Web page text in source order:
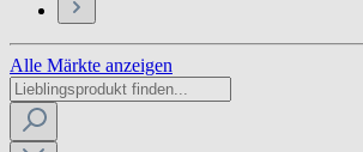
Alle Märkte anzeigen